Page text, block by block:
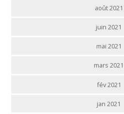
août 2021
juin 2021
mai 2021
mars 2021
fév 2021
jan 2021